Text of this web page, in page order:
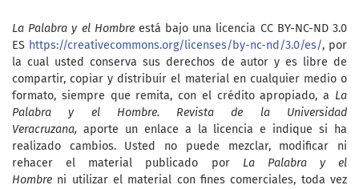
La Palabra y el Hombreestá bajo una licencia CC BY-NC-ND 3.0
ES https://creativecommons.org/licenses/by-nc-nd/3.0/es/, por
la cual usted conserva sus derechos de autor y es libre de
compartir, copiar y distribuir el material en cualquier medio o
formato, siempre que remita, con el crédito apropiado, a La
Palabra y el Hombre. Revista de la Universidad
Veracruzana, aporte un enlace a la licencia e indique si ha
realizado cambios. Usted no puede mezclar, modificar ni
rehacer el material publicado por La Palabra y el
Hombre ni utilizar el material con fines comerciales, toda vez